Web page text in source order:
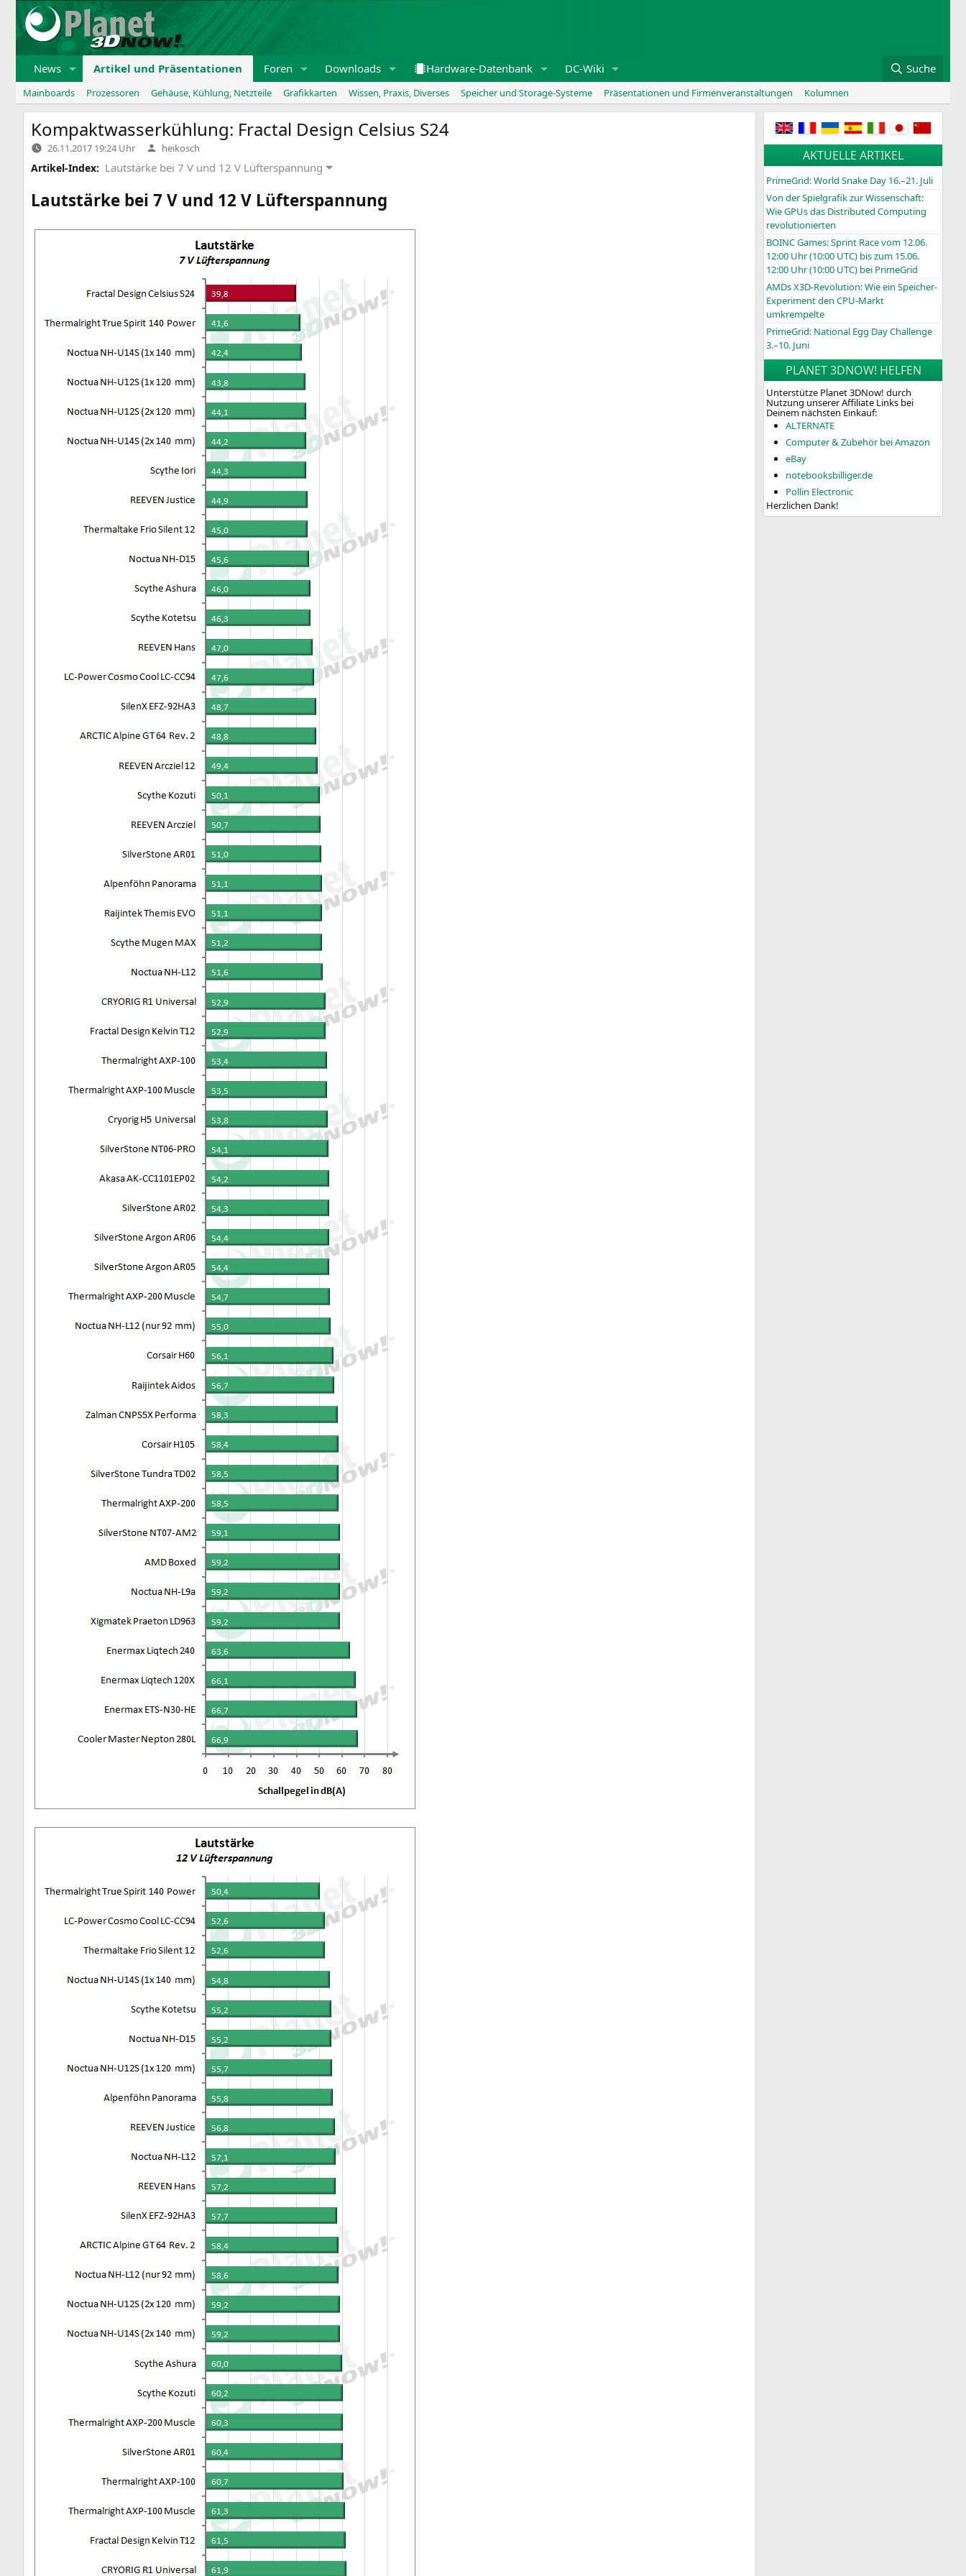
Zum
Inhalt
springen
News Artikel und Präsentationen Foren Downloads Hardware-Datenbank DC-Wiki Suche
Mainboards Prozessoren Gehäuse, Kühlung, Netzteile Grafikkarten Wissen, Praxis, Diverses Speicher und Storage-Systeme Präsentationen und Firmenveranstaltungen Kolumnen
Kompaktwasserkühlung: Fractal Design Celsius S24
26.11.2017 19:24 Uhr Verfasst
von
heikosch
Artikel-Index: Lautstärke bei 7 V und 12 V Lüfterspannung
Lautstärke bei 7 V und 12 V Lüfterspannung
AKTUELLE ARTIKEL
PrimeGrid: World Snake Day 16.–21. Juli
Von der Spielgrafik zur Wissenschaft:
Wie GPUs das Distributed Computing
revolutionierten
BOINCGames: Sprint Race vom 12.06.
12:00 Uhr (10:00 UTC) bis zum 15.06.
12:00 Uhr (10:00 UTC) bei PrimeGrid
AMDs X3D-Revolution: Wie ein Speicher-
Experiment den CPU-Markt
umkrempelte
PrimeGrid: National Egg Day Challenge
3.–10. Juni
PLANET 3DNOW! HELFEN
Unterstütze Planet 3DNow! durch
Nutzung unserer Affiliate Links bei
Deinem nächsten Einkauf:
ALTERNATE
Computer & Zubehör bei Amazon
eBay
notebooksbilliger.de
Pollin Electronic
Herzlichen Dank!